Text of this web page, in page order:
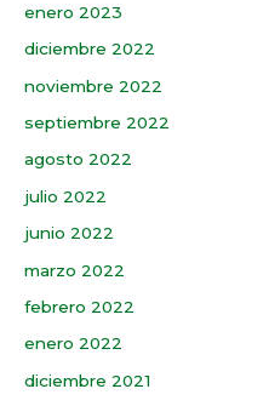
enero 2023
diciembre 2022
noviembre 2022
septiembre 2022
agosto 2022
julio 2022
junio 2022
marzo 2022
febrero 2022
enero 2022
diciembre 2021